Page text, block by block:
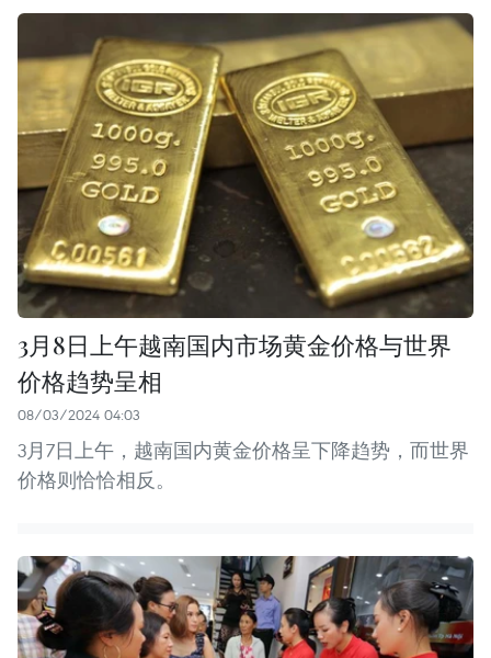
3月8日上午越南国内市场黄金价格与世界
价格趋势呈相
08/03/2024 04:03
3月7日上午，越南国内黄金价格呈下降趋势，而世界
价格则恰恰相反。